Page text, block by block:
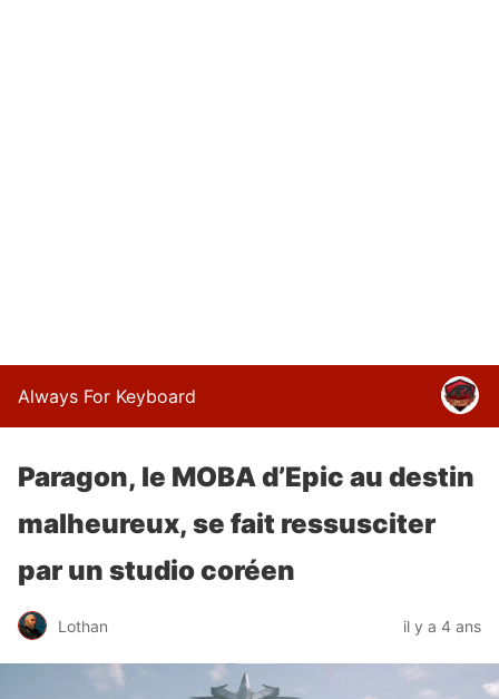
Always For Keyboard
Paragon, le MOBA d’Epic au destin
malheureux, se fait ressusciter
par un studio coréen
Lothan il y a 4 ans